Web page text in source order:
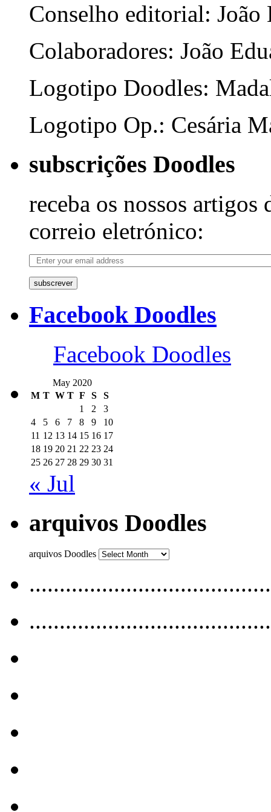
Conselho editorial: João
Colaboradores: João
Logotipo Doodles:
Logotipo Op.: Cesária
subscrições Doodles
receba os nossos artigos
correio eletrónico:
subscrever
Facebook Doodles
Facebook Doodles
May 2020
M T W T F S
S
1
2
3
4
5 6 7 8 9
10
11 12 13 14 15 16 17
18 19 20 21 22 23 24
25 26 27 28 29 30 31
« Jul
arquivos Doodles
arquivos Doodles